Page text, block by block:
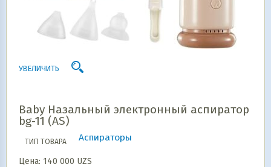
УВЕЛИЧИТЬ
Baby Назальный электронный аспиратор
bg-11 (AS)
ТИП ТОВАРА Аспираторы
Цена: 140 000 UZS